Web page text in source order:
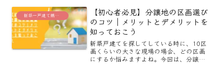
います。人生で一番大きな買い...
新築一戸建て購入に役立つブログ
【初心者必見】分譲地の区画選び
のコツ｜メリットとデメリットを
知っておこう
新築戸建てを探してしている時に、10区
画くらいの大きな現場の場合、どの区画
にするか悩みますよね。今回は、分譲現